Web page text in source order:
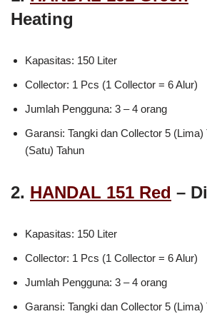
Heating
Kapasitas: 150 Liter
Collector: 1 Pcs (1 Collector = 6 Alur)
Jumlah Pengguna: 3 – 4 orang
Garansi: Tangki dan Collector 5 (Lima)
(Satu) Tahun
2. HANDAL 151 Red –
Kapasitas: 150 Liter
Collector: 1 Pcs (1 Collector = 6 Alur)
Jumlah Pengguna: 3 – 4 orang
Garansi: Tangki dan Collector 5 (Lima)